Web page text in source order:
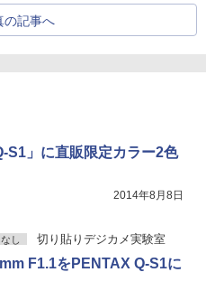
の記事へ
S1」に直販限定カラー2色
2014年8月8日
し 切り貼りデジカメ実験室
F1.1をPENTAX Q-S1に